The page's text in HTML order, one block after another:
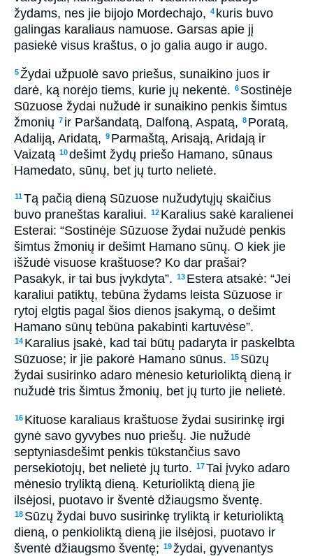
žydams, nes jie bijojo Mordechajo, 4 kuris buvo
galingas karaliaus namuose. Garsas apie jį
pasiekė visus kraštus, o jo galia augo ir augo.
5Žydai užpuolė savo priešus, sunaikino juos ir
darė, ką norėjo tiems, kurie jų nekentė. 6 Sostinėje
Sūzuose žydai nužudė ir sunaikino penkis šimtus
žmonių 7 ir Paršandatą, Dalfoną, Aspatą, 8 Poratą,
Adaliją, Aridatą, 9 Parmaštą, Arisają, Aridają ir
Vaizatą­ 10dešimt žydų priešo Hamano, sūnaus
Hamedato, sūnų, bet jų turto nelietė.
11Tą pačią dieną Sūzuose nužudytųjų skaičius
buvo praneštas karaliui. 12 Karalius sakė karalienei
Esterai: “Sostinėje Sūzuose žydai nužudė penkis
šimtus žmonių ir dešimt Hamano sūnų. O kiek jie
išžudė visuose kraštuose? Ko dar prašai?
Pasakyk, ir tai bus įvykdyta”. 13 Estera atsakė: “Jei
karaliui patiktų, tebūna žydams leista Sūzuose ir
rytoj elgtis pagal šios dienos įsakymą, o dešimt
Hamano sūnų tebūna pakabinti kartuvėse”.
14 Karalius įsakė, kad tai būtų padaryta ir paskelbta
Sūzuose; ir jie pakorė Hamano sūnus. 15 Sūzų
žydai susirinko adaro mėnesio keturioliktą dieną ir
nužudė tris šimtus žmonių, bet jų turto jie nelietė.
16 Kituose karaliaus kraštuose žydai susirinkę irgi
gynė savo gyvybes nuo priešų. Jie nužudė
septyniasdešimt penkis tūkstančius savo
persekiotojų, bet nelietė jų turto. 17Tai įvyko adaro
mėnesio tryliktą dieną. Keturioliktą dieną jie
ilsėjosi, puotavo ir šventė džiaugsmo šventę.
18 Sūzų žydai buvo susirinkę tryliktą ir keturioliktą
dieną, o penkioliktą dieną jie ilsėjosi, puotavo ir
šventė džiaugsmo šventę; 19žydai, gyvenantys